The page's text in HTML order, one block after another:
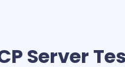
Server